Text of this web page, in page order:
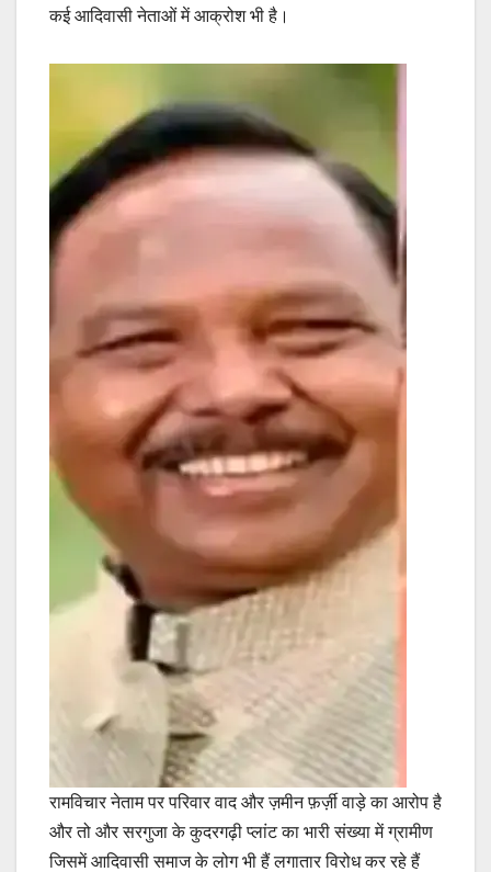
कई आदिवासी नेताओं में आक्रोश भी है।
रामविचार नेताम पर परिवार वाद और ज़मीन फ़र्ज़ी वाड़े का आरोप है
और तो और सरगुजा के कुदरगढ़ी प्लांट का भारी संख्या में ग्रामीण
जिसमें आदिवासी समाज के लोग भी हैं लगातार विरोध कर रहे हैं